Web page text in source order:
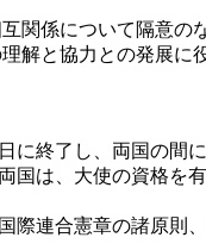
係について隔意の
解と協力との発展に
終了し、両国の間
は、大使の資格を
連合憲章の諸原則